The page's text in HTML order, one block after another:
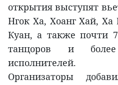
открытия выступят
Нгок Ха, Хоанг Хай,
Куан, а также почти
танцоров и
исполнителей.
Организаторы